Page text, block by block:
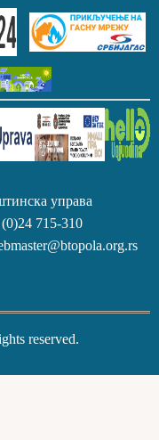
управа
715-310
reserved.